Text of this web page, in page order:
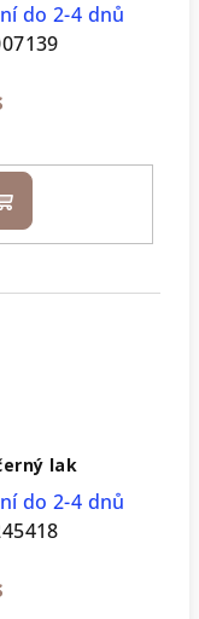
do 2-4 dnů
Do
košíku
lak
do 2-4 dnů